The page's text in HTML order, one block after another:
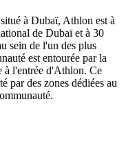
à Dubaï, Athlon est à
de Dubaï et à 30
sein de l'un des plus
est entourée par la
à l'entrée d'Athlon. Ce
par des zones dédiées au